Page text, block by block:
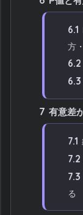
6.1
方
6.2
6.3
7 有意差
7.1
7.2
7.3
る